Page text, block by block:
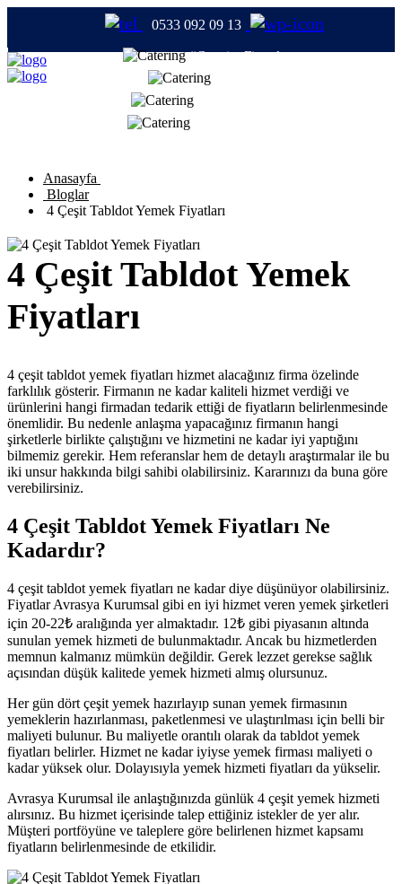
0533 092 09 13
#CateringFirmaları
Anasayfa
Bloglar
4 Çeşit Tabldot Yemek Fiyatları
4 Çeşit Tabldot Yemek
Fiyatları
4 çeşit tabldot yemek fiyatları hizmet alacağınız firma özelinde
farklılık gösterir. Firmanın ne kadar kaliteli hizmet verdiği ve
ürünlerini hangi firmadan tedarik ettiği de fiyatların belirlenmesinde
önemlidir. Bu nedenle anlaşma yapacağınız firmanın hangi
şirketlerle birlikte çalıştığını ve hizmetini ne kadar iyi yaptığını
bilmemiz gerekir. Hem referanslar hem de detaylı araştırmalar ile bu
iki unsur hakkında bilgi sahibi olabilirsiniz. Kararınızı da buna göre
verebilirsiniz.
4 Çeşit Tabldot Yemek Fiyatları Ne
Kadardır?
4 çeşit tabldot yemek fiyatları ne kadar diye düşünüyor olabilirsiniz.
Fiyatlar Avrasya Kurumsal gibi en iyi hizmet veren yemek şirketleri
için 20-22₺ aralığında yer almaktadır. 12₺ gibi piyasanın altında
sunulan yemek hizmeti de bulunmaktadır. Ancak bu hizmetlerden
memnun kalmanız mümkün değildir. Gerek lezzet gerekse sağlık
açısından düşük kalitede yemek hizmeti almış olursunuz.
Her gün dört çeşit yemek hazırlayıp sunan yemek firmasının
yemeklerin hazırlanması, paketlenmesi ve ulaştırılması için belli bir
maliyeti bulunur. Bu maliyetle orantılı olarak da tabldot yemek
fiyatları belirler. Hizmet ne kadar iyiyse yemek firması maliyeti o
kadar yüksek olur. Dolayısıyla yemek hizmeti fiyatları da yükselir.
Avrasya Kurumsal ile anlaştığınızda günlük 4 çeşit yemek hizmeti
alırsınız. Bu hizmet içerisinde talep ettiğiniz istekler de yer alır.
Müşteri portföyüne ve taleplere göre belirlenen hizmet kapsamı
fiyatların belirlenmesinde de etkilidir.